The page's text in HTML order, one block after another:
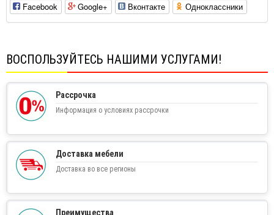
Facebook Google+ Вконтакте Одноклассники
ВОСПОЛЬЗУЙТЕСЬ НАШИМИ УСЛУГАМИ!
Рассрочка
Информация о условиях рассрочки
Доставка мебели
Доставка во все регионы
Преимущества